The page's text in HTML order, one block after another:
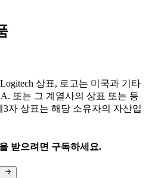
상표, 로고는 미국과 기타
또는 그 계열사의 상표 또는 등
자 상표는 해당 소유자의 자산입
받으려면 구독하세요.